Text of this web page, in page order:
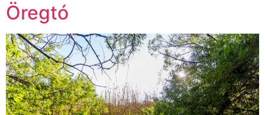
Öregtó